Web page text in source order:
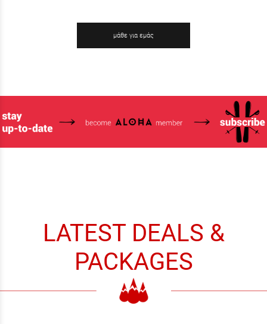
μάθε για εμάς
LATEST DEALS &
PACKAGES